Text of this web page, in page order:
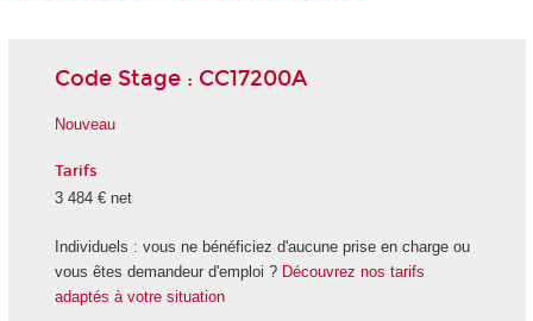
Code Stage : CC17200A
Nouveau
Tarifs
3 484 € net
Individuels : vous ne bénéficiez d'aucune prise en charge ou
vous êtes demandeur d'emploi ? Découvrez nos tarifs
adaptés à votre situation